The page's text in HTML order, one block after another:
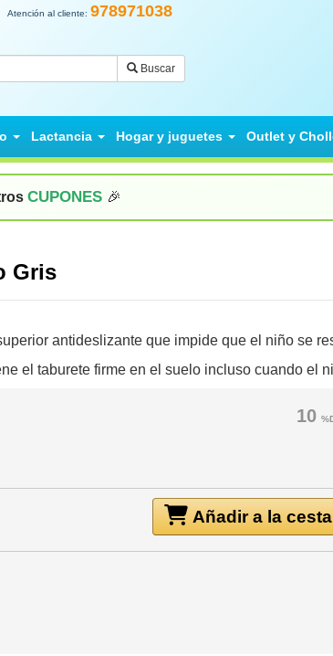
Atención al cliente: 978971038
Buscar
Lactancia Hogar y juguetes Outlet y
CUPONES 🎉
Gris
antideslizante que impide que el niño se
el taburete firme en el suelo incluso cuando el
10
Añadir a la cesta